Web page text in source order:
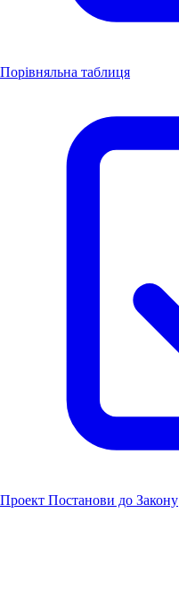
Порівняльна таблиця
Проект Постанови до Закону